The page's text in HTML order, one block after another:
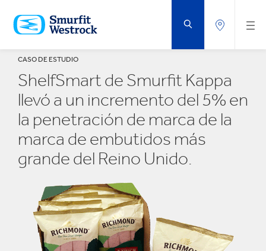
AL
CONTENIDO
PRINCIPAL
CASO DE ESTUDIO
ShelfSmart de Smurfit Kappa
llevó a un incremento del 5% en
la penetración de marca de la
marca de embutidos más
grande del Reino Unido.